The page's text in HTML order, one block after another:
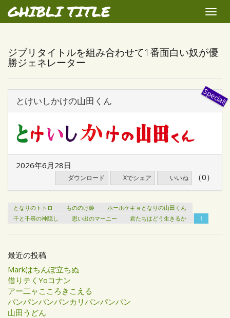
GHIBLI TITLE
Toggle
ジブリタイトルを組み合わせて1番面白い奴が優
勝ジェネレーター
とけいしかけの山田くん
2026年6月28日
ダウンロード Xでシェア いいね （0）
となりのトトロ もののけ姫
ホーホケキョとなりの山田くん
千と千尋の神隠し
思い出のマーニー 君たちはどう生きるか 1
最近の投稿
Markはちんぽ立ちぬ
借りテくYoコナン
アー二ャこころきこえる
パンパンパンパンカリパンパンパン
山田うどん